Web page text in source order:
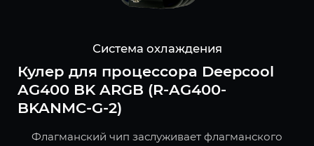
Система охлаждения
Кулер для процессора Deepcool
AG400 BK ARGB (R-AG400-
BKANMC-G-2)
Флагманский чип заслуживает флагманского